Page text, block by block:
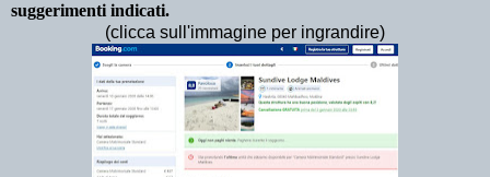
suggerimenti indicati.
(clicca sull'immagine per ingrandire)